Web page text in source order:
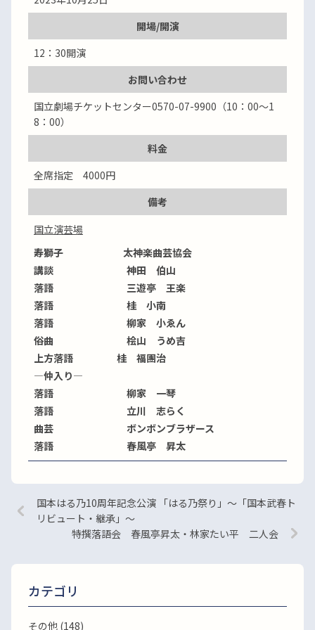
開場/開演
12：30開演
お問い合わせ
国立劇場チケットセンター0570-07-9900（10：00～1
8：00）
料金
全席指定 4000円
備考
国立演芸場
寿獅子 太神楽曲芸協会
講談 神田 伯山
落語 三遊亭 王楽
落語 桂 小南
落語 柳家 小ゑん
俗曲 桧山 うめ吉
上方落語 桂 福團治
―仲入り―
落語 柳家 一琴
落語 立川 志らく
曲芸 ボンボンブラザース
落語 春風亭 昇太
国本はる乃10周年記念公演 「はる乃祭り」～「国本武春ト
リビュート・継承」～
特撰落語会 春風亭昇太・林家たい平 二人会
カテゴリ
その他 (148)